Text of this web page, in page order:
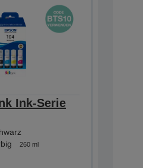
Ink-Serie
260 ml